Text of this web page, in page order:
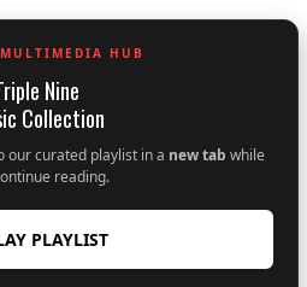
HUB
Nine
Collection
our curated playlist in a new tab while
reading.
PLAYLIST